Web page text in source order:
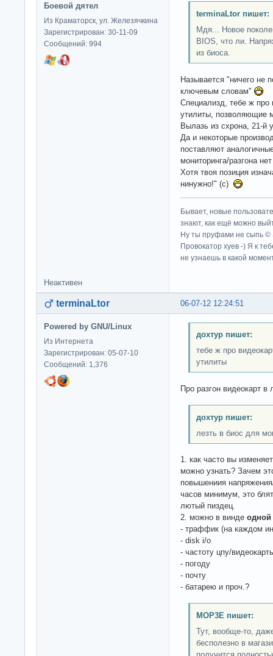
Боевой дятел
Из Краматорск, ул. Железячкина
Зарегистрирован: 30-11-09
Сообщений: 994
terminaLtor пишет:
Мдя... Новое
BIOS, что ли.
из биоса.
Называется "ничего не
ключевым словам"
Специализд, тебе ж про
утилиты, позволяющие
Вылазь из схрона, 21-й
Да и некоторые
поставляют
мониторинга/разгона
Хотя твоя позиция
нинужно!" (с)
Бывает, новые
знают, как ещё можно
Ну ты пруфами не сыпь ©
Провокатор хуев -) Я к
не узнаешь в какой
Неактивен
06-07-12 12:24:51
terminaLtor
Powered by GNU/Linux
Из Интернета
Зарегистрирован: 05-07-10
Сообщений: 1,376
дохтур пишет:
тебе ж про
утилиты
Про разгон видеокарт в
дохтур пишет:
лезть в биос для
1. как часто вы
можно узнать? Зачем
повышениия
часов минимум, это
лютый пиздец.
2. можно в винде одной
- траффик (на каждом
- disk i/o
- частоту цпу/
- погоду
- почту
- батарею и проч.?
MOP3E пишет:
Тут, вообще-то,
бесполезно в